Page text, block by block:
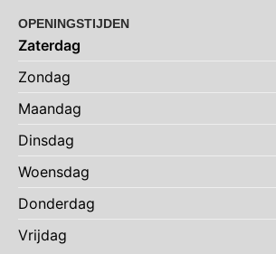
OPENINGSTIJDEN
Zaterdag
Zondag
Maandag
Dinsdag
Woensdag
Donderdag
Vrijdag